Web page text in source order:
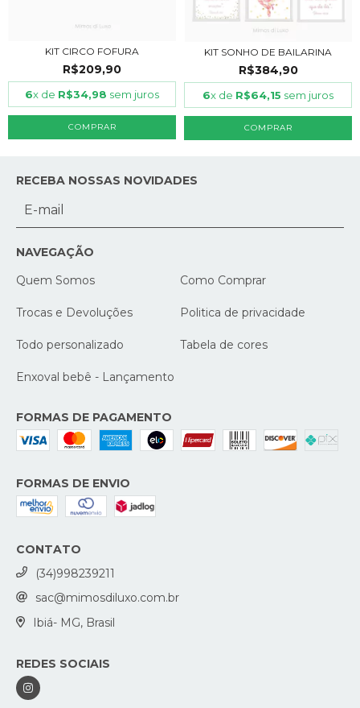
KIT CIRCO FOFURA
R$209,90
6x de R$34,98 sem juros
COMPRAR
KIT SONHO DE BAILARINA
R$384,90
6x de R$64,15 sem juros
COMPRAR
RECEBA NOSSAS NOVIDADES
NAVEGAÇÃO
Quem Somos
Como Comprar
Trocas e Devoluções Politica de privacidade
Todo personalizado Tabela de cores
Enxoval bebê - Lançamento
FORMAS DE PAGAMENTO
FORMAS DE ENVIO
CONTATO
(34)998239211
sac@mimosdiluxo.com.br
Ibiá- MG, Brasil
REDES SOCIAIS